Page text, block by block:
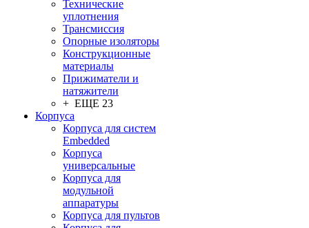
Технические
уплотнения
Трансмиссия
Опорные изоляторы
Конструкционные
материалы
Прижиматели и
натяжители
+ ЕЩЕ 23
Корпуса
Корпуса для систем
Embedded
Корпуса
универсальные
Корпуса для
модульной
аппаратуры
Корпуса для пультов